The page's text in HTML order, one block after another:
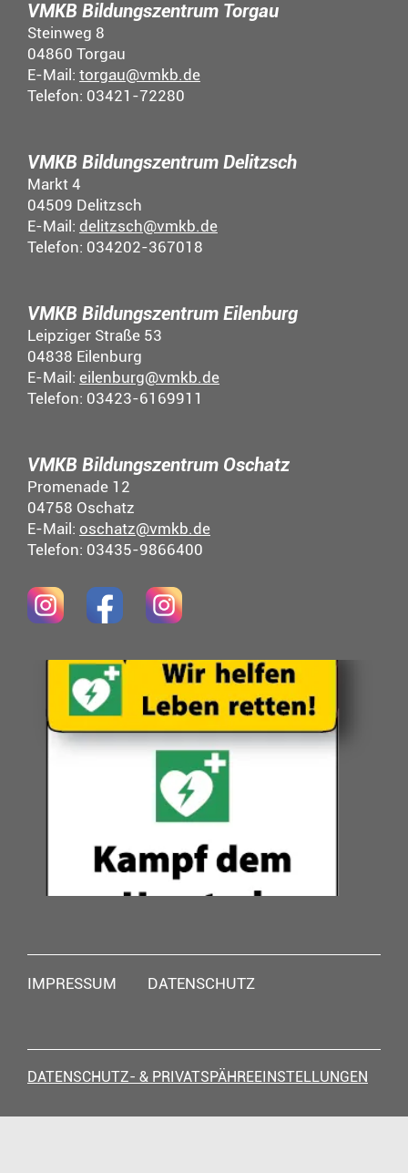
VMKB Bildungszentrum Torgau
Steinweg 8
04860 Torgau
E-Mail: torgau@vmkb.de
Telefon: 03421-72280
VMKB Bildungszentrum Delitzsch
Markt 4
04509 Delitzsch
E-Mail: delitzsch@vmkb.de
Telefon: 034202-367018
VMKB Bildungszentrum Eilenburg
Leipziger Straße 53
04838 Eilenburg
E-Mail: eilenburg@vmkb.de
Telefon: 03423-6169911
VMKB Bildungszentrum Oschatz
Promenade 12
04758 Oschatz
E-Mail: oschatz@vmkb.de
Telefon: 03435-9866400
Navigation
IMPRESSUM DATENSCHUTZ
DATENSCHUTZ- & PRIVATSPÄHREEINSTELLUNGEN